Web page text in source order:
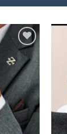
Add to
wishlist